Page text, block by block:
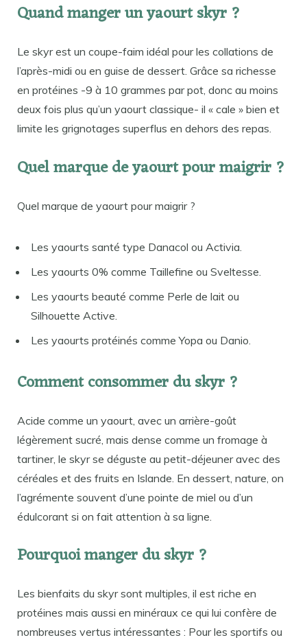
Quand manger un yaourt skyr ?
Le skyr est un coupe-faim idéal pour les collations de
l’après-midi ou en guise de dessert. Grâce sa richesse
en protéines -9 à 10 grammes par pot, donc au moins
deux fois plus qu’un yaourt classique- il « cale » bien et
limite les grignotages superflus en dehors des repas.
Quel marque de yaourt pour maigrir ?
Quel marque de yaourt pour maigrir ?
Les yaourts santé type Danacol ou Activia.
Les yaourts 0% comme Taillefine ou Sveltesse.
Les yaourts beauté comme Perle de lait ou
Silhouette Active.
Les yaourts protéinés comme Yopa ou Danio.
Comment consommer du skyr ?
Acide comme un yaourt, avec un arrière-goût
légèrement sucré, mais dense comme un fromage à
tartiner, le skyr se déguste au petit-déjeuner avec des
céréales et des fruits en Islande. En dessert, nature, on
l’agrémente souvent d’une pointe de miel ou d’un
édulcorant si on fait attention à sa ligne.
Pourquoi manger du skyr ?
Les bienfaits du skyr sont multiples, il est riche en
protéines mais aussi en minéraux ce qui lui confère de
nombreuses vertus intéressantes : Pour les sportifs ou